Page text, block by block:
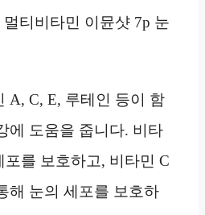
멀티비타민 이뮨샷 7p 눈
A, C, E, 루테인 등이 함
에 도움을 줍니다. 비타
를 보호하고, 비타민 C
해 눈의 세포를 보호하